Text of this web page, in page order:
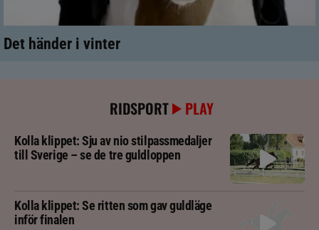
Det händer i vinter
RIDSPORT PLAY
Kolla klippet: Sju av nio stilpassmedaljer
till Sverige – se de tre guldloppen
Kolla klippet: Se ritten som gav guldläge
inför finalen